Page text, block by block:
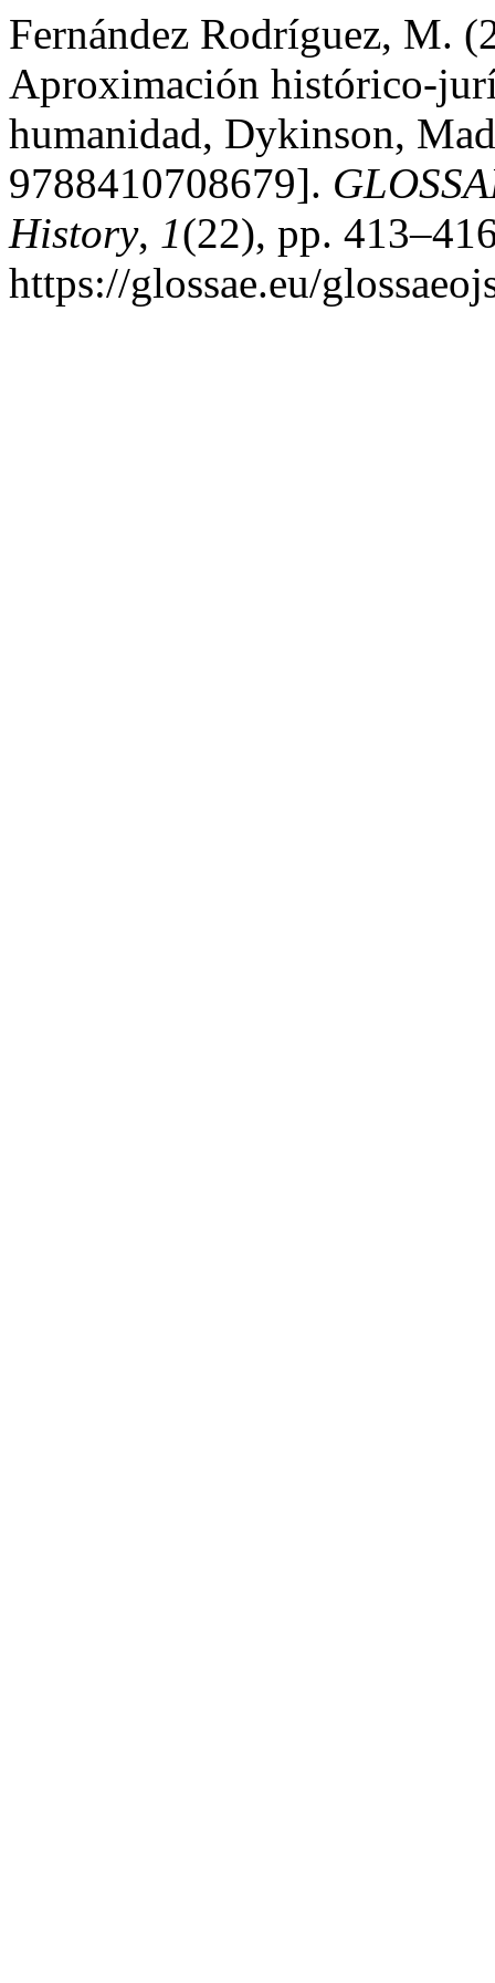
Fernández Rodríguez, M.
Aproximación histórico-
humanidad, Dykinson,
9788410708679].
History, 1(22), pp.
https://glossae.eu/